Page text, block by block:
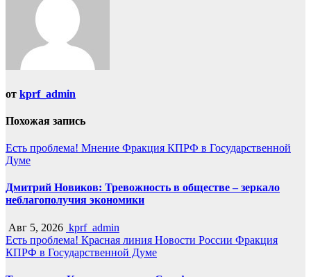
от kprf_admin
Похожая запись
Есть проблема! Мнение Фракция КПРФ в Государственной
Думе
Дмитрий Новиков: Тревожность в обществе – зеркало
неблагополучия экономики
Авг 5, 2026 kprf_admin
Есть проблема! Красная линия Новости России Фракция
КПРФ в Государственной Думе